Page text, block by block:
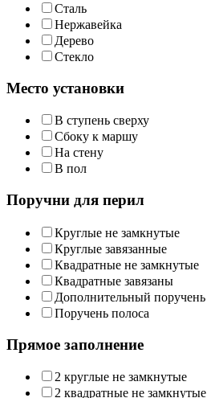
Сталь
Нержавейка
Дерево
Стекло
Место установки
В ступень сверху
Сбоку к маршу
На стену
В пол
Поручни для перил
Круглые не замкнутые
Круглые завязанные
Квадратные не замкнутые
Квадратные завязаны
Дополнительный поручень
Поручень полоса
Прямое заполнение
2 круглые не замкнутые
2 квадратные не замкнутые